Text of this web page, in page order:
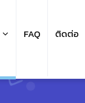
FAQ ติดต่อ